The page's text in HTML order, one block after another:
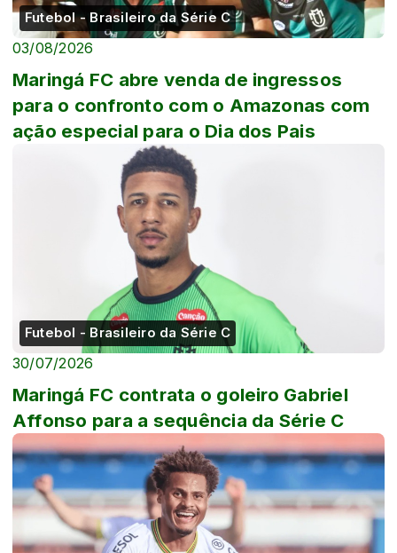
Futebol - Brasileiro da Série C
03/08/2026
Maringá FC abre venda de ingressos
para o confronto com o Amazonas com
ação especial para o Dia dos Pais
Futebol - Brasileiro da Série C
30/07/2026
Maringá FC contrata o goleiro Gabriel
Affonso para a sequência da Série C